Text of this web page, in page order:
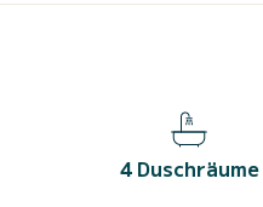
4 Duschräume